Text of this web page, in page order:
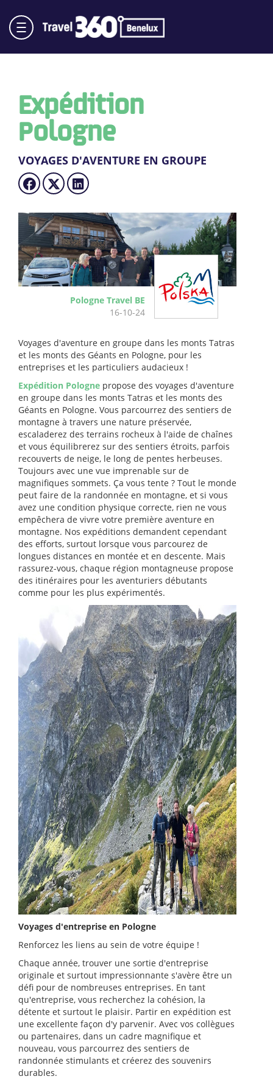
Expédition
Pologne
VOYAGES D'AVENTURE EN GROUPE
Pologne Travel BE
16-10-24
Voyages d'aventure en groupe dans les monts Tatras
et les monts des Géants en Pologne, pour les
entreprises et les particuliers audacieux !
Expédition Pologne propose des voyages d'aventure
en groupe dans les monts Tatras et les monts des
Géants en Pologne. Vous parcourrez des sentiers de
montagne à travers une nature préservée,
escaladerez des terrains rocheux à l'aide de chaînes
et vous équilibrerez sur des sentiers étroits, parfois
recouverts de neige, le long de pentes herbeuses.
Toujours avec une vue imprenable sur de
magnifiques sommets. Ça vous tente ? Tout le monde
peut faire de la randonnée en montagne, et si vous
avez une condition physique correcte, rien ne vous
empêchera de vivre votre première aventure en
montagne. Nos expéditions demandent cependant
des efforts, surtout lorsque vous parcourez de
longues distances en montée et en descente. Mais
rassurez-vous, chaque région montagneuse propose
des itinéraires pour les aventuriers débutants
comme pour les plus expérimentés.
Voyages d'entreprise en Pologne
Renforcez les liens au sein de votre équipe !
Chaque année, trouver une sortie d'entreprise
originale et surtout impressionnante s'avère être un
défi pour de nombreuses entreprises. En tant
qu'entreprise, vous recherchez la cohésion, la
détente et surtout le plaisir. Partir en expédition est
une excellente façon d'y parvenir. Avec vos collègues
ou partenaires, dans un cadre magnifique et
nouveau, vous parcourrez des sentiers de
randonnée stimulants et créerez des souvenirs
durables.